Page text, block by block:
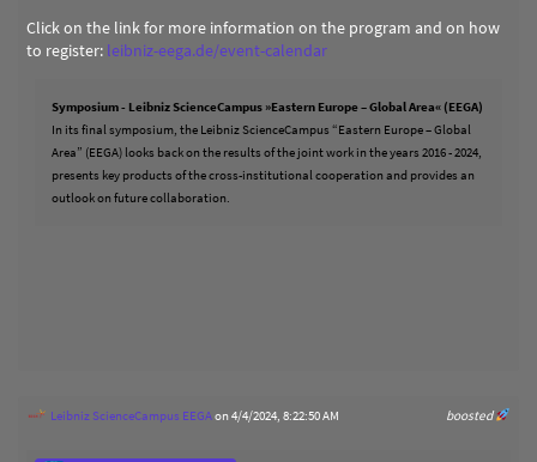
Click on the link for more information on the program and on how
to register: leibniz-eega.de/event-calendar
Symposium - Leibniz ScienceCampus »Eastern Europe – Global Area« (EEGA)
In its final symposium, the Leibniz ScienceCampus “Eastern Europe – Global
Area” (EEGA) looks back on the results of the joint work in the years 2016 - 2024,
presents key products of the cross-institutional cooperation and provides an
outlook on future collaboration.
boosted
Leibniz ScienceCampus EEGAon 4/4/2024, 8:22:50 AM